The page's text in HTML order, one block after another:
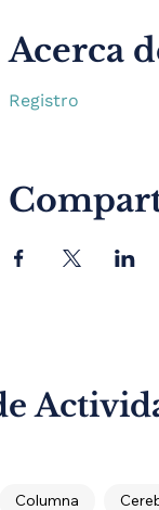
Columna
Acerca
Registro